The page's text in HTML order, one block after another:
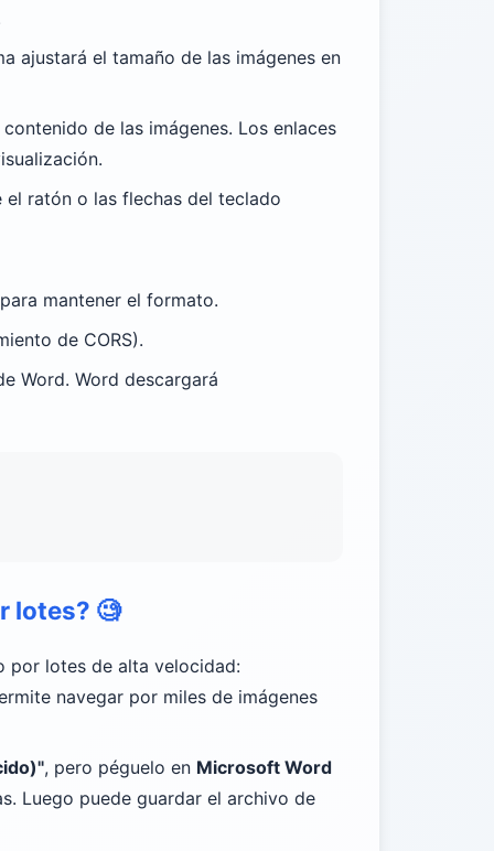
ajustará el tamaño de las imágenes en
de las imágenes. Los enlaces
ratón o las flechas del teclado
mantener el formato.
de CORS).
Word. Word descargará
lotes? 🧐
por lotes de alta velocidad:
navegar por miles de imágenes
, pero péguelo en Microsoft Word
Luego puede guardar el archivo de